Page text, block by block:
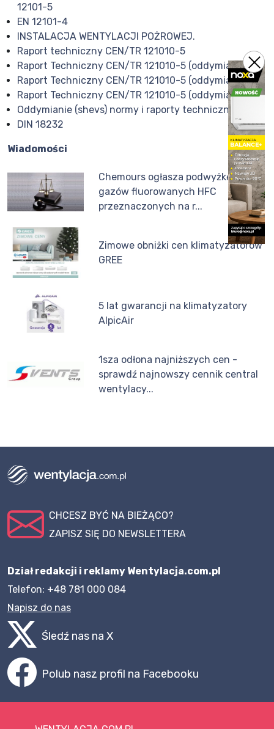
12101-5
EN 12101-4
INSTALACJA WENTYLACJI POŻROWEJ.
Raport techniczny CEN/TR 121010-5
Raport Techniczny CEN/TR 121010-5 (oddymianie)
Raport Techniczny CEN/TR 121010-5 (oddymianie).
Raport Techniczny CEN/TR 121010-5 (oddymianie)
Oddymianie (shevs) normy i raporty techniczne
DIN 18232
Wiadomości
Chemours ogłasza podwyżkę cen
gazów fluorowanych HFC
przeznaczonych na r...
Zimowe obniżki cen klimatyzatorów
GREE
5 lat gwarancji na klimatyzatory
AlpicAir
1sza odłona najniższych cen -
sprawdź najnowszy cennik central
wentylacy...
CHCESZ BYĆ NA BIEŻĄCO?
ZAPISZ SIĘ DO NEWSLETTERA
Dział redakcji i reklamy Wentylacja.com.pl
Telefon: +48 781 000 084
Napisz do nas
Śledź nas na X
Polub nasz profil na Facebooku